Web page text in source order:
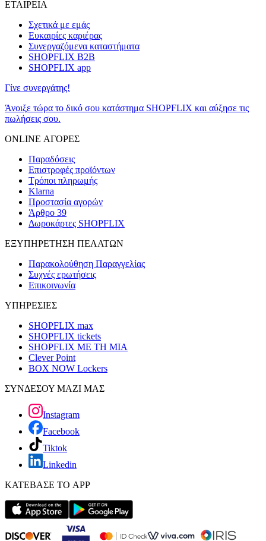
ΕΤΑΙΡΕΙΑ
Σχετικά με εμάς
Ευκαιρίες καριέρας
Συνεργαζόμενα καταστήματα
SHOPFLIX B2B
SHOPFLIX app
Γίνε συνεργάτης!
Άνοιξε τώρα το δικό σου κατάστημα SHOPFLIX και αύξησε τις
πωλήσεις σου.
ONLINE ΑΓΟΡΕΣ
Παραδόσεις
Επιστροφές προϊόντων
Τρόποι πληρωμής
Klarna
Προστασία αγορών
Άρθρο 39
Δωροκάρτες SHOPFLIX
ΕΞΥΠΗΡΕΤΗΣΗ ΠΕΛΑΤΩΝ
Παρακολούθηση Παραγγελίας
Συχνές ερωτήσεις
Επικοινωνία
ΥΠΗΡΕΣΙΕΣ
SHOPFLIX max
SHOPFLIX tickets
SHOPFLIX ΜΕ ΤΗ ΜΙΑ
Clever Point
BOX NOW Lockers
ΣΥΝΔΕΣΟΥ ΜΑΖΙ ΜΑΣ
Instagram
Facebook
Tiktok
Linkedin
ΚΑΤΕΒΑΣΕ ΤΟ APP